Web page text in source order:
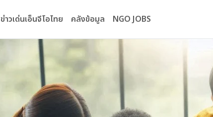
ข่าวเด่นเอ็นจีโอไทย คลังข้อมูล NGO JOBS